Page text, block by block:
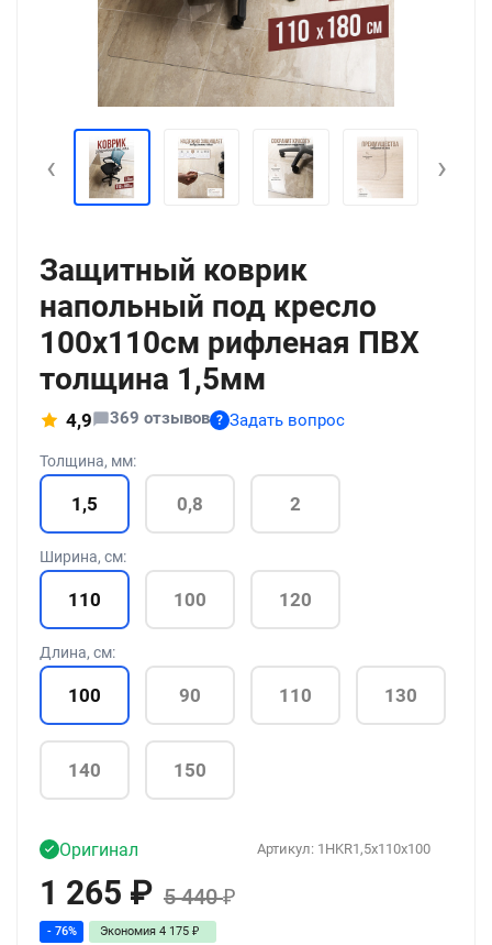
‹ ›
Защитный коврик
напольный под кресло
100x110см рифленая ПВХ
толщина 1,5мм
4,9 369 отзывов ? Задать вопрос
Толщина, мм:
1,5 0,8 2
Ширина, см:
110 100 120
Длина, см:
100 90 110 130
140 150
Артикул: 1HKR1,5x110x100
Оригинал
1 265 ₽ 5 440₽
- 76% Экономия 4 175 ₽